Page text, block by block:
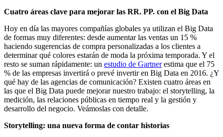
Cuatro áreas clave para mejorar las RR. PP. con el Big Data
Hoy en día las mayores compañías globales ya utilizan el Big Data
de formas muy diferentes: desde aumentar las ventas un 15 %
haciendo sugerencias de compra personalizadas a los clientes a
determinar qué colores estarán de moda la próxima temporada. Y el
resto se suman rápidamente: un estudio de Gartnerestima que el 75
% de las empresas invertirá o prevé invertir en Big Data en 2016. ¿Y
qué hay de las agencias de comunicación? Existen cuatro áreas en
las que el Big Data puede mejorar nuestro trabajo: el storytelling, la
medición, las relaciones públicas en tiempo real y la gestión y
desarrollo del negocio. Veámoslas con detalle.
Storytelling: una nueva forma de contar historias